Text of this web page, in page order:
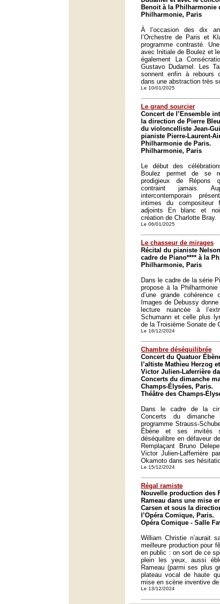
Benoit à la Philharmonie
Philharmonie, Paris
À l’occasion des dix
l’Orchestre de Paris et
programme contrasté.
avec Initiale de Boulez et
également La
Gustavo Dudamel. Les
sonnent enfin à rebours
dans une abstraction très
Le 10/01/2025
Le grand sourcier
Concert de l’Ensemble
la direction de Pierre
du violoncelliste Jean-
pianiste Pierre-Laurent-
Philharmonie de Paris.
Philharmonie, Paris
Le début des
Boulez permet de se
prodigieux de Répons
contraint jamais.
intercontemporain
intimes du compositeur
adjoints En blanc et
création de Charlotte Bray.
Le 06/01/2025
Le chasseur de mirages
Récital du pianiste
cadre de Piano**** à la
Philharmonie, Paris
Dans le cadre de la série
propose à la
d’une grande
Images de Debussy
lecture nuancée à
Schumann et celle plus
de la Troisième Sonate de
Le 16/12/2024
Chambre déséquilibrée
Concert du Quatuor
l’altiste Mathieu Herzog
Victor Julien-Laferrière
Concerts du dimanche
Champs-Élysées, Paris.
Théâtre des Champs-
Dans le cadre de la
Concerts du
programme Strauss-
Ébène et ses invités
déséquilibre en défaveur
Remplaçant Bruno
Victor Julien-Lafferrière
Okamoto dans ses
Le 15/12/2024
Régal ramiste
Nouvelle production des
Rameau dans une mise
Carsen et sous la
l’Opéra Comique, Paris.
Opéra Comique - Salle
William Christie n’aurait
meilleure production pour
en public : on sort de ce
plein les yeux, aussi
Rameau (parmi ses plus
plateau vocal de haute
mise en scène inventive
Le 13/12/2024